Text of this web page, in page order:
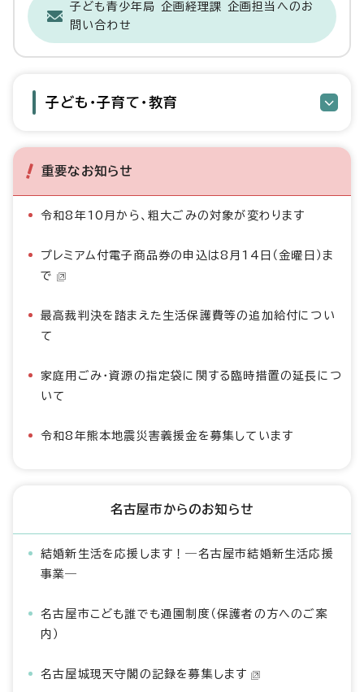
子ども青少年局 企画経理課 企画担当へのお
問い合わせ
子ども・子育て・教育
重要なお知らせ
令和8年10月から、粗大ごみの対象が変わります
プレミアム付電子商品券の申込は8月14日（金曜日）ま
で
最高裁判決を踏まえた生活保護費等の追加給付につい
て
家庭用ごみ・資源の指定袋に関する臨時措置の延長につ
いて
令和8年熊本地震災害義援金を募集しています
名古屋市からのお知らせ
結婚新生活を応援します！―名古屋市結婚新生活応援
事業―
名古屋市こども誰でも通園制度（保護者の方へのご案
内）
名古屋城現天守閣の記録を募集します